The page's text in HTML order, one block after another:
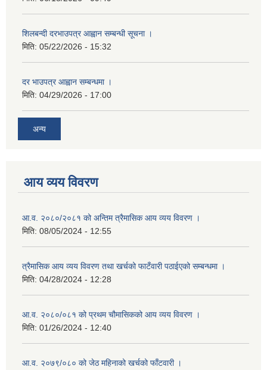
शिलबन्दी दरभाउपत्र आह्वान सम्बन्धी सूचना ।
मिति: 05/22/2026 - 15:32
दर भाउपत्र आह्वान सम्बन्धमा ।
मिति: 04/29/2026 - 17:00
अन्य
आय व्यय विवरण
आ.व. २०८०/२०८१ को अन्तिम त्रैमासिक आय व्यय विवरण ।
मिति: 08/05/2024 - 12:55
त्रैमासिक आय व्यय विवरण तथा खर्चको फाटँवारी पठाईएको सम्बन्धमा ।
मिति: 04/28/2024 - 12:28
आ.व. २०८०/०८१ को प्रथम चौमासिकको आय व्यय विवरण ।
मिति: 01/26/2024 - 12:40
आ.व. २०७९/०८० को जेठ महिनाको खर्चको फाँटवारी ।